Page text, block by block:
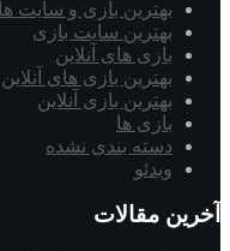
بهترین بازی و سایت ها
بهترین سایت بازی
بازی های آنلاین
بهترین بازی های آنلاین
بهترین بازی آنلاین
بازی ها
دسته بندی نشده
ویدئو
آخرین مقالات